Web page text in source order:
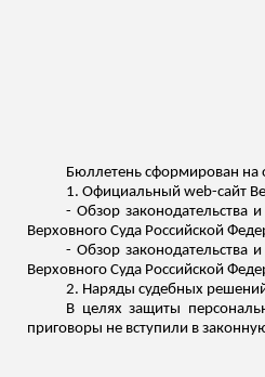
Бюллетень сформирован на
1. Официальный web-сайт
- Обзор законодательства
Верховного Суда Российской
- Обзор законодательства
Верховного Суда Российской
2. Наряды судебных
В целях защиты
приговоры не вступили в